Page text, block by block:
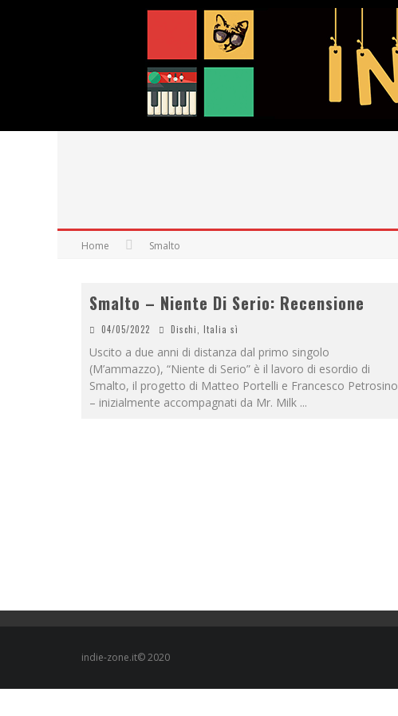
Home Smalto
Smalto – Niente Di Serio: Recensione
04/05/2022 Dischi Italia sì
Uscito a due anni di distanza dal primo singolo
(M’ammazzo), “Niente di Serio” è il lavoro di esordio di
Smalto, il progetto di Matteo Portelli e Francesco Petrosino
– inizialmente accompagnati da Mr. Milk ...
indie-zone.it© 2020